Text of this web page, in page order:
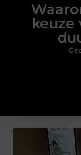
keuze